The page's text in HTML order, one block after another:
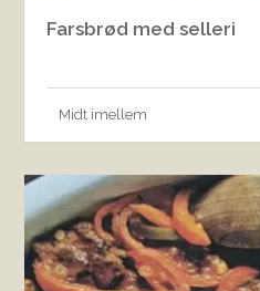
Farsbrød med selleri
Midt imellem